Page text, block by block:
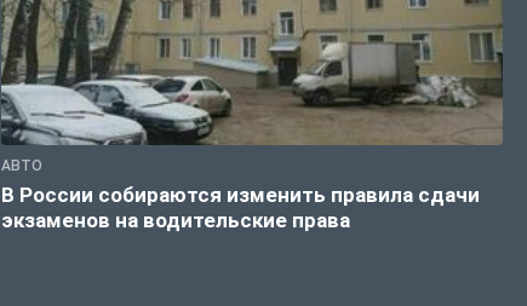
АВТО
В России собираются изменить правила сдачи
экзаменов на водительские права